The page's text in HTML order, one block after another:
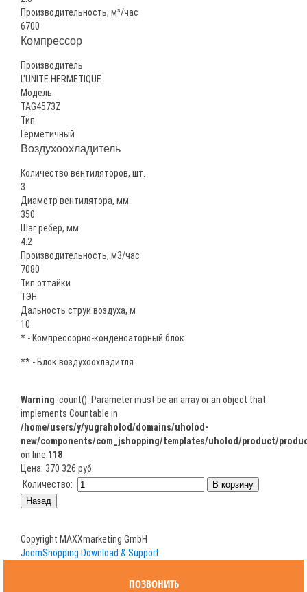
Производительность, м³/час
6700
Компрессор
Производитель
L'UNITE HERMETIQUE
Модель
TAG4573Z
Тип
Герметичный
Воздухоохладитель
Количество вентиляторов, шт.
3
Диаметр вентилятора, мм
350
Шаг ребер, мм
4.2
Производительность, м3/час
7080
Тип оттайки
ТЭН
Дальность струи воздуха, м
10
* - Компрессорно-конденсаторный блок
** - Блок воздухоохладитля
Warning: count(): Parameter must be an array or an object that
implements Countable in
/home/users/y/yugraholod/domains/uholod-
new/components/com_jshopping/templates/uholod/product/
on line 118
Цена: 370 326 руб.
Количество:
Copyright MAXXmarketing GmbH
JoomShopping Download & Support
ПОЗВОНИТЬ